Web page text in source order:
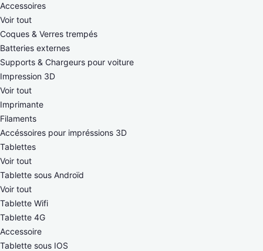
Accessoires
Voir tout
Coques & Verres trempés
Batteries externes
Supports & Chargeurs pour voiture
Impression 3D
Voir tout
Imprimante
Filaments
Accéssoires pour impréssions 3D
Tablettes
Voir tout
Tablette sous Androïd
Voir tout
Tablette Wifi
Tablette 4G
Accessoire
Tablette sous IOS